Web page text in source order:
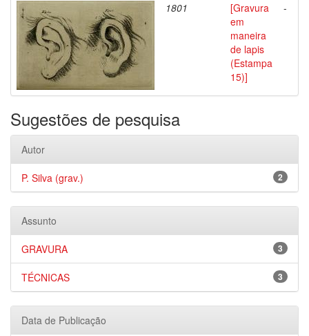
1801
[Gravura
em
maneira
de lapis
(Estampa
15)]
-
Sugestões de pesquisa
Autor
2
P. Silva (grav.)
Assunto
3
GRAVURA
3
TÉCNICAS
Data de Publicação